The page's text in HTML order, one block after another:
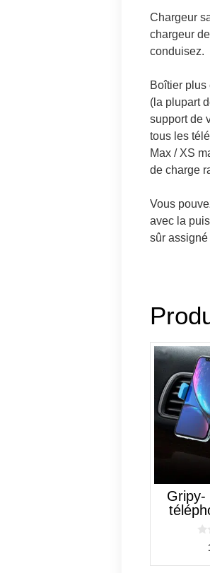
Chargeur
chargeur
conduisez.
Boîtier plus
(la plupart
support de
tous les
Max / XS
de charge
Vous
avec la
sûr
Gripy-